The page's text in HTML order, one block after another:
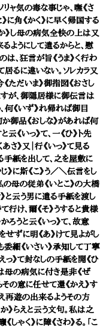
リャ気の毒な事じゃ、嘸《さ
に角《かく》に早く帰国する
か》し母の病気全快の上は又
るようにして遣るからと、慰
は、狂言が旨《うま》く行わ
るに違いない。ソレカラ又
ただいま》御指図《おさし
すが、御隠居様に御伝言は
何《いず》れ帰れば御目
か御品《おしな》があれば何
云《いっ》て、一《ひ》ト先
さ》又｜行《いっ》て見る
手紙を出して、之を屋敷に
》に斯《こ》う／＼伝言をし
母の従弟《いとこ》の大橋
と云う男に遣る手紙を渡し
行け、爾《そ》うすると貴様
ろうと云《いっ》て、故意
せずに明《あ》けて見よがし
委細《いさい》承知して丁寧
っ》て封なしの手紙を開《ひ
母の病気に付き是非《ぜ
その意に任せて還《かえ》す
再遊の出来るようその方
か》らえと云う文句。私は之
しゃく》に障《さわ》る。「こ